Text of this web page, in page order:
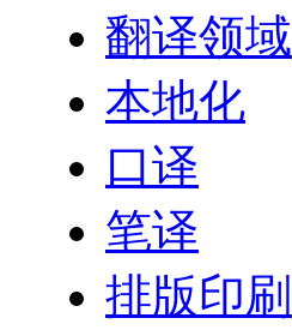
翻译领域
本地化
口译
笔译
排版印刷